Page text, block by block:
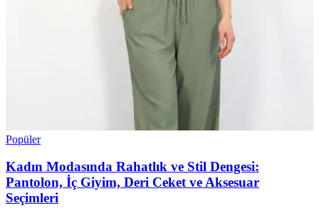
Popüler
Kadın Modasında Rahatlık ve Stil Dengesi:
Pantolon, İç Giyim, Deri Ceket ve Aksesuar
Seçimleri